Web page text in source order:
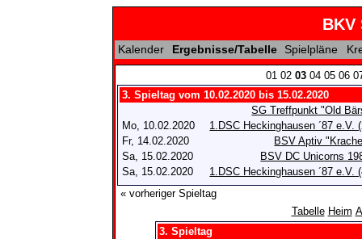
BKV
Kalender Ergebnisse/Tabelle Spielpläne
01 02 03 04 05 06
3. Spieltag vom 10.02.2020 bis 15.02.2020
SG Treffpunkt "Old
Mo, 10.02.2020
1.DSC Heckinghausen ´87 e.V.
Fr, 14.02.2020
BSV Aptiv
Sa, 15.02.2020
BSV DC Unicorns
Sa, 15.02.2020
1.DSC Heckinghausen ´87 e.V.
« vorheriger Spieltag
Tabelle Heim
3. Spieltag